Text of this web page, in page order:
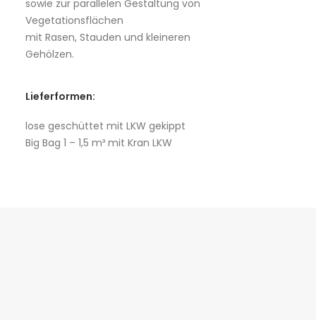
sowie zur parallelen Gestaltung von
Vegetationsflächen
mit Rasen, Stauden und kleineren
Gehölzen.
Lieferformen:
lose geschüttet mit LKW gekippt
Big Bag 1 – 1,5 m³ mit Kran LKW